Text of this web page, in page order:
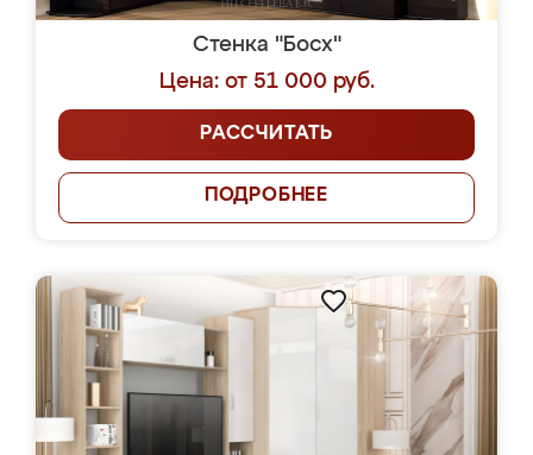
Стенка "Босх"
Цена: от 51 000 руб.
РАССЧИТАТЬ
ПОДРОБНЕЕ